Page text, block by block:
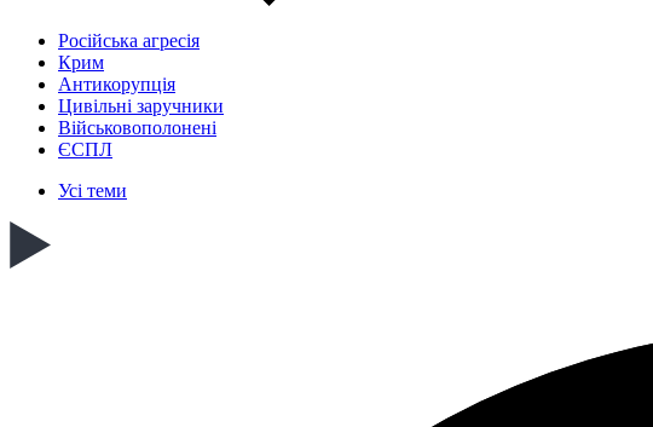
Російська агресія
Крим
Антикорупція
Цивільні заручники
Військовополонені
ЄСПЛ
Усі теми